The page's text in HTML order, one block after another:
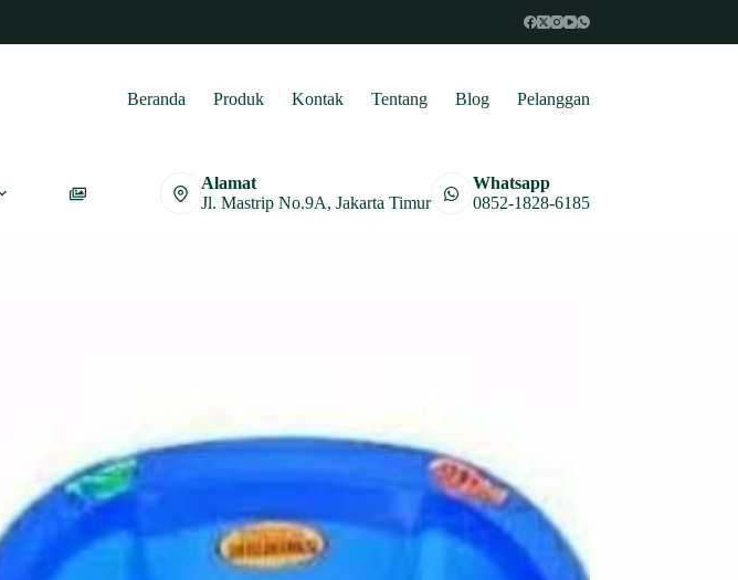
Beranda Produk Kontak Tentang Blog Pelanggan
Alamat
Jl. Mastrip No.9A, Jakarta Timur
Whatsapp
0852-1828-6185